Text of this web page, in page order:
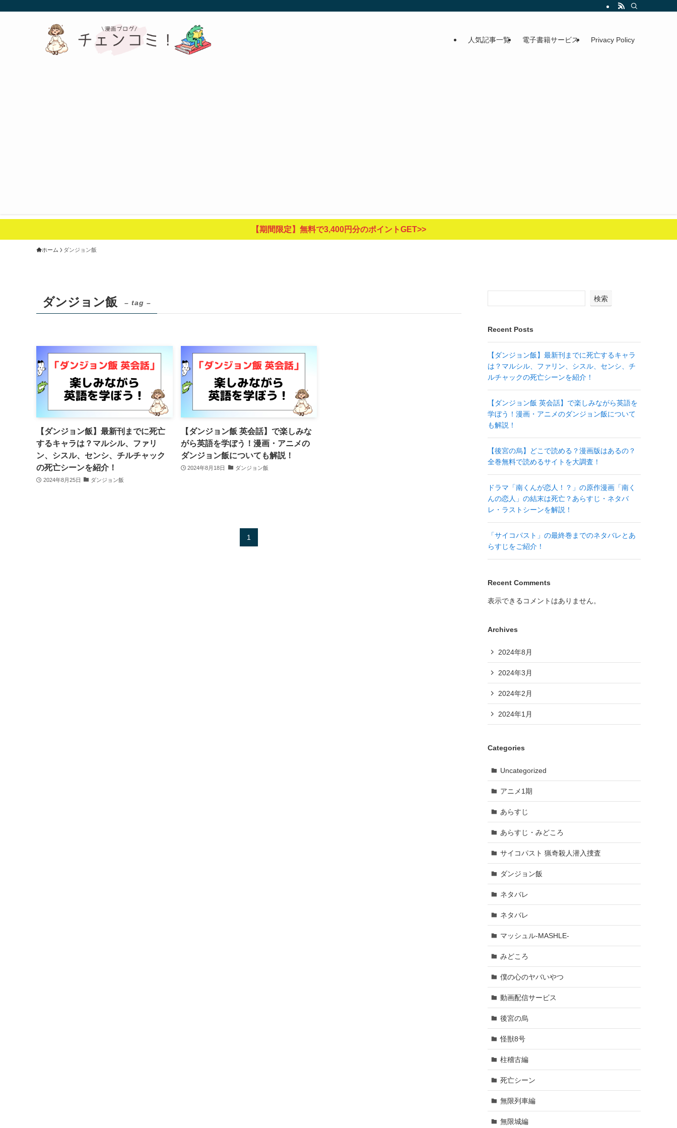
人気記事一覧 電子書籍サービス Privacy Policy
【期間限定】無料で3,400円分のポイントGET>>
ホーム ダンジョン飯
ダンジョン飯 – tag –
【ダンジョン飯】最新刊までに死亡
するキャラは？マルシル、ファリ
ン、シスル、センシ、チルチャック
の死亡シーンを紹介！
2024年8月25日 ダンジョン飯
【ダンジョン飯 英会話】で楽しみな
がら英語を学ぼう！漫画・アニメの
ダンジョン飯についても解説！
2024年8月18日 ダンジョン飯
1
検索
Recent Posts
【ダンジョン飯】最新刊までに死亡するキャラ
は？マルシル、ファリン、シスル、センシ、チ
ルチャックの死亡シーンを紹介！
【ダンジョン飯 英会話】で楽しみながら英語を
学ぼう！漫画・アニメのダンジョン飯について
も解説！
【後宮の烏】どこで読める？漫画版はあるの？
全巻無料で読めるサイトを大調査！
ドラマ「南くんが恋人！？」の原作漫画「南く
んの恋人」の結末は死亡？あらすじ・ネタバ
レ・ラストシーンを解説！
「サイコパスト」の最終巻までのネタバレとあ
らすじをご紹介！
Recent Comments
表示できるコメントはありません。
Archives
2024年8月
2024年3月
2024年2月
2024年1月
Categories
Uncategorized
アニメ1期
あらすじ
あらすじ・みどころ
サイコパスト 猟奇殺人潜入捜査
ダンジョン飯
ネタバレ
ネタバレ
マッシュル-MASHLE-
みどころ
僕の心のヤバいやつ
動画配信サービス
後宮の烏
怪獣8号
柱稽古編
死亡シーン
無限列車編
無限城編